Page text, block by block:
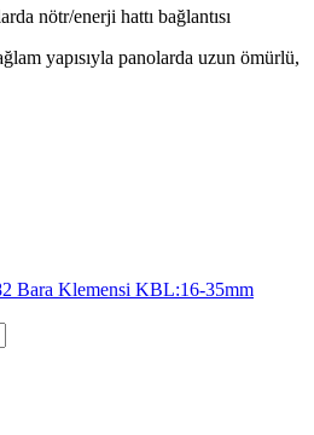
nötr/enerji hattı bağlantısı
yapısıyla panolarda uzun ömürlü,
Bara Klemensi KBL:16-35mm